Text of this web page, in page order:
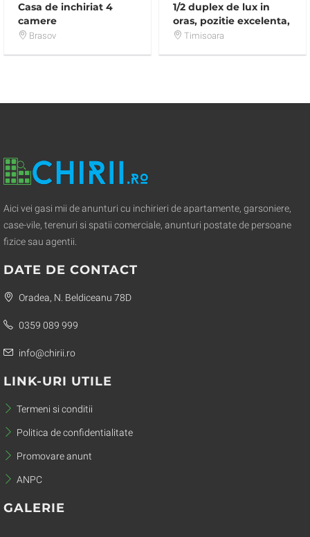
Casa de inchiriat 4
camere
Brasov
1/2 duplex de lux in
oras, pozitie excelenta,
zona linistita.
Timisoara
Aici vei gasi mii de anunturi cu inchirieri de apartamente, garsoniere,
case-vile, terenuri si spatii comerciale, anunturi postate de persoane
fizice sau agentii.
DATE DE CONTACT
Oradea, N. Beldiceanu 78D
0359 089 999
info@chirii.ro
LINK-URI UTILE
Termeni si conditii
Politica de confidentialitate
Promovare anunt
ANPC
GALERIE